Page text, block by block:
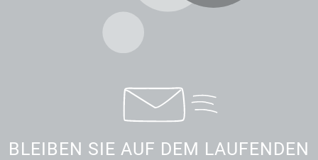
BLEIBEN SIE AUF DEM LAUFENDEN